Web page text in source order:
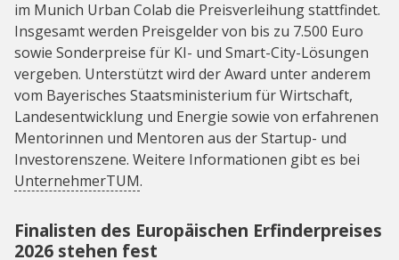
im Munich Urban Colab die Preisverleihung stattfindet.
Insgesamt werden Preisgelder von bis zu 7.500 Euro
sowie Sonderpreise für KI- und Smart-City-Lösungen
vergeben. Unterstützt wird der Award unter anderem
vom Bayerisches Staatsministerium für Wirtschaft,
Landesentwicklung und Energie sowie von erfahrenen
Mentorinnen und Mentoren aus der Startup- und
Investorenszene. Weitere Informationen gibt es bei
UnternehmerTUM.
Finalisten des Europäischen Erfinderpreises
2026 stehen fest